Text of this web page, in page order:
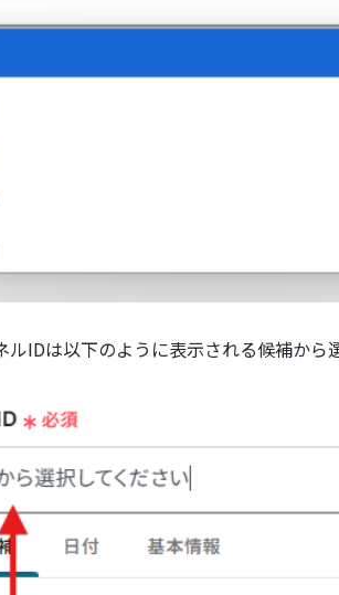
ルIDは以下のように表示される候補から